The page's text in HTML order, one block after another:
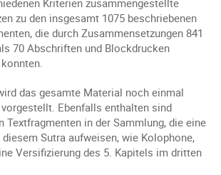
Kriterien zusammengestellte
zu den insgesamt 1075 beschriebenen
die durch Zusammensetzungen 841
70 Abschriften und Blockdrucken
das gesamte Material noch einmal
Ebenfalls enthalten sind
Textfragmenten in der Sammlung, die eine
Sutra aufweisen, wie Kolophone,
Versifizierung des 5. Kapitels im dritten